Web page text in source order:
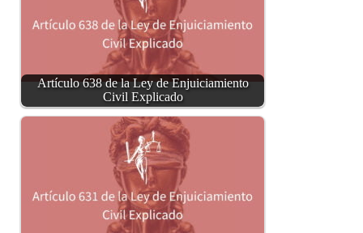
Artículo 638 de la Ley de Enjuiciamiento
Civil Explicado